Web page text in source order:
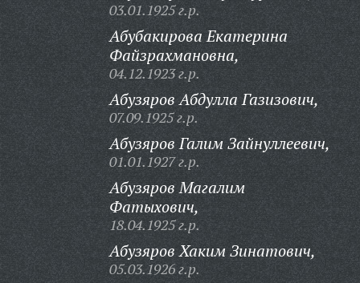
03.01.1925 г.р.
Абубакирова Екатерина
Файзрахмановна,
04.12.1923 г.р.
Абузяров Абдулла Газизович,
07.09.1925 г.р.
Абузяров Галим Зайнуллеевич,
01.01.1927 г.р.
Абузяров Магалим
Фатыхович,
18.04.1925 г.р.
Абузяров Хаким Зинатович,
05.03.1926 г.р.